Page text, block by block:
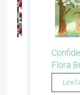
Flora
Lire